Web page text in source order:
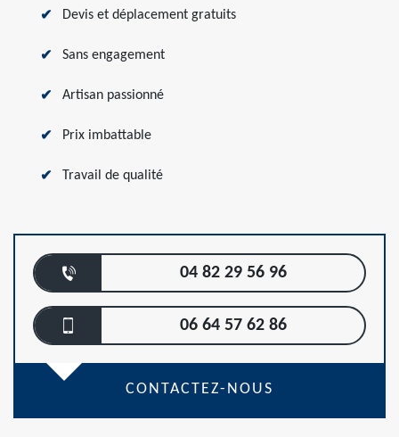
Devis et déplacement gratuits
Sans engagement
Artisan passionné
Prix imbattable
Travail de qualité
04 82 29 56 96
06 64 57 62 86
CONTACTEZ-NOUS